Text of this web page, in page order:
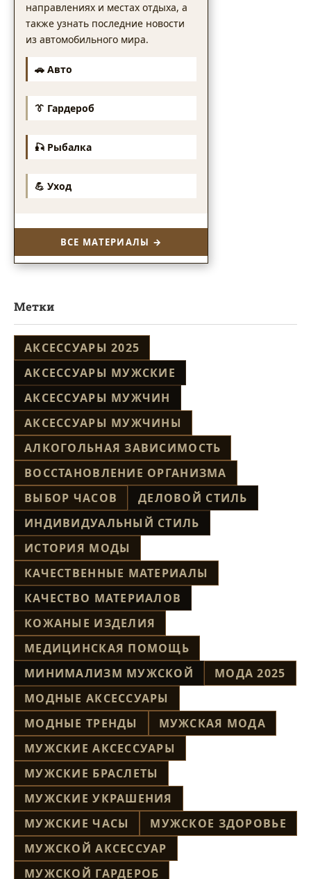
направлениях и местах отдыха, а
также узнать последние новости
из автомобильного мира.
🚗 Авто
👔 Гардероб
🎣 Рыбалка
💪 Уход
ВСЕ МАТЕРИАЛЫ →
Метки
АКСЕССУАРЫ 2025
АКСЕССУАРЫ МУЖСКИЕ
АКСЕССУАРЫ МУЖЧИН
АКСЕССУАРЫ МУЖЧИНЫ
АЛКОГОЛЬНАЯ ЗАВИСИМОСТЬ
ВОССТАНОВЛЕНИЕ ОРГАНИЗМА
ВЫБОР ЧАСОВ
ДЕЛОВОЙ СТИЛЬ
ИНДИВИДУАЛЬНЫЙ СТИЛЬ
ИСТОРИЯ МОДЫ
КАЧЕСТВЕННЫЕ МАТЕРИАЛЫ
КАЧЕСТВО МАТЕРИАЛОВ
КОЖАНЫЕ ИЗДЕЛИЯ
МЕДИЦИНСКАЯ ПОМОЩЬ
МИНИМАЛИЗМ МУЖСКОЙ
МОДА 2025
МОДНЫЕ АКСЕССУАРЫ
МОДНЫЕ ТРЕНДЫ
МУЖСКАЯ МОДА
МУЖСКИЕ АКСЕССУАРЫ
МУЖСКИЕ БРАСЛЕТЫ
МУЖСКИЕ УКРАШЕНИЯ
МУЖСКИЕ ЧАСЫ
МУЖСКОЕ ЗДОРОВЬЕ
МУЖСКОЙ АКСЕССУАР
МУЖСКОЙ ГАРДЕРОБ